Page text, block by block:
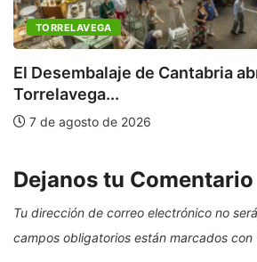
TORRELAVEGA
El Desembalaje de Cantabria
Torrelavega...
7 de agosto de 2026
Dejanos tu Comentario
Tu dirección de correo electrónico no
campos obligatorios están marcados con